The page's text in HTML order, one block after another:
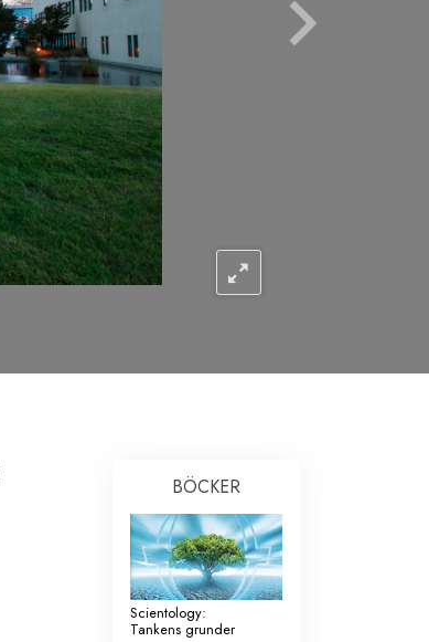
Barn
Verktyg för arbetslivet
Etik och tillstånden
Orsaken till undertryckande
Undersökningar
Organiseringens grunder
Grunderna i public relations
BÖCKER
Scientology:
Tankens grunder